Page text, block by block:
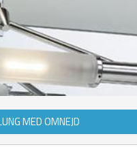
MED OMNEJD